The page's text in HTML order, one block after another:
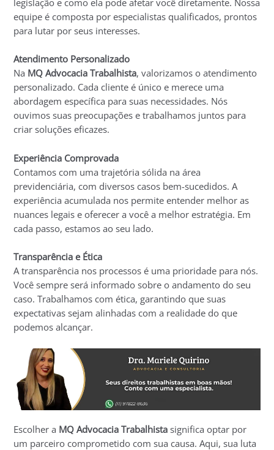
equipe é composta por especialistas qualificados, prontos
para lutar por seus interesses.
Atendimento Personalizado
Na MQ Advocacia Trabalhista, valorizamos o atendimento
personalizado. Cada cliente é único e merece uma
abordagem específica para suas necessidades. Nós
ouvimos suas preocupações e trabalhamos juntos para
criar soluções eficazes.
Experiência Comprovada
Contamos com uma trajetória sólida na área
previdenciária, com diversos casos bem-sucedidos. A
experiência acumulada nos permite entender melhor as
nuances legais e oferecer a você a melhor estratégia. Em
cada passo, estamos ao seu lado.
Transparência e Ética
A transparência nos processos é uma prioridade para nós.
Você sempre será informado sobre o andamento do seu
caso. Trabalhamos com ética, garantindo que suas
expectativas sejam alinhadas com a realidade do que
podemos alcançar.
Escolher a MQ Advocacia Trabalhista significa optar por
um parceiro comprometido com sua causa. Aqui, sua luta